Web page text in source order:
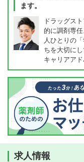
ます。
ドラッグス
的に調剤専
人ひとりの
ちを大切にし
キャリアア
求人情報